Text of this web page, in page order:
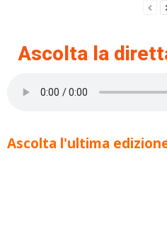
Ascolta la
Ascolta l'ultima